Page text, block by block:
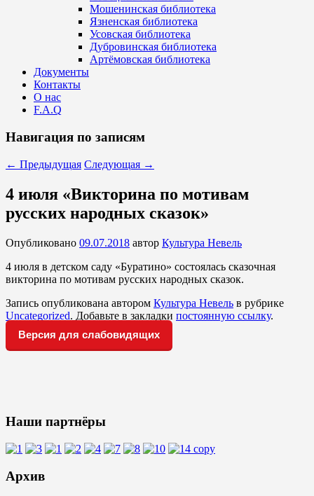
Мошенинская библиотека
Язненская библиотека
Усовская библиотека
Дубровинская библиотека
Артёмовская библиотека
Документы
Контакты
О нас
F.A.Q
Навигация по записям
← Предыдущая Следующая →
4 июля «Викторина по мотивам
русских народных сказок»
Опубликовано 09.07.2018 автор Культура Невель
4 июля в детском саду «Буратино» состоялась сказочная
викторина по мотивам русских народных сказок.
Запись опубликована автором Культура Невель в рубрике
Uncategorized. Добавьте в закладки постоянную ссылку.
Версия для слабовидящих
Наши партнёры
Архив